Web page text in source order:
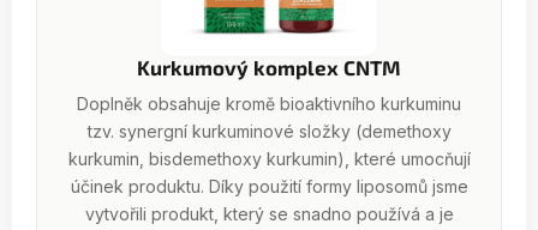
Kurkumový komplex CNTM
Doplněk obsahuje kromě bioaktivního kurkuminu
tzv. synergní kurkuminové složky (demethoxy
kurkumin, bisdemethoxy kurkumin), které umocňují
účinek produktu. Díky použití formy liposomů jsme
vytvořili produkt, který se snadno používá a je